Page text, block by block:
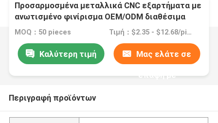
Προσαρμοσμένα μεταλλικά CNC εξαρτήματα με
ανωτισμένο φινίρισμα OEM/ODM διαθέσιμα
MOQ：50 pieces Τιμή：$2.35 - $12.68/pieces
Καλύτερη τιμή Μας ελάτε σε
επαφή με
Περιγραφή προϊόντων